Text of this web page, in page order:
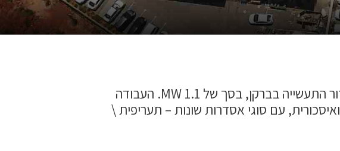
התקנת מספר מערכות במפעלים שונים באזור התעשייה בברקן, בסך של 1.1 MW. העבודה
עם סוגי אסדרות שונות – תעריפית \